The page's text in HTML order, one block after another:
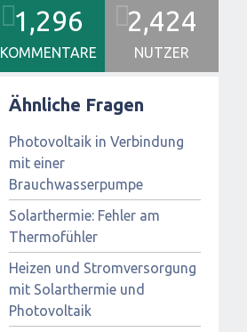
1,296
KOMMENTARE
2,424
NUTZER
Ähnliche Fragen
Photovoltaik in Verbindung
mit einer
Brauchwasserpumpe
Solarthermie: Fehler am
Thermofühler
Heizen und Stromversorgung
mit Solarthermie und
Photovoltaik